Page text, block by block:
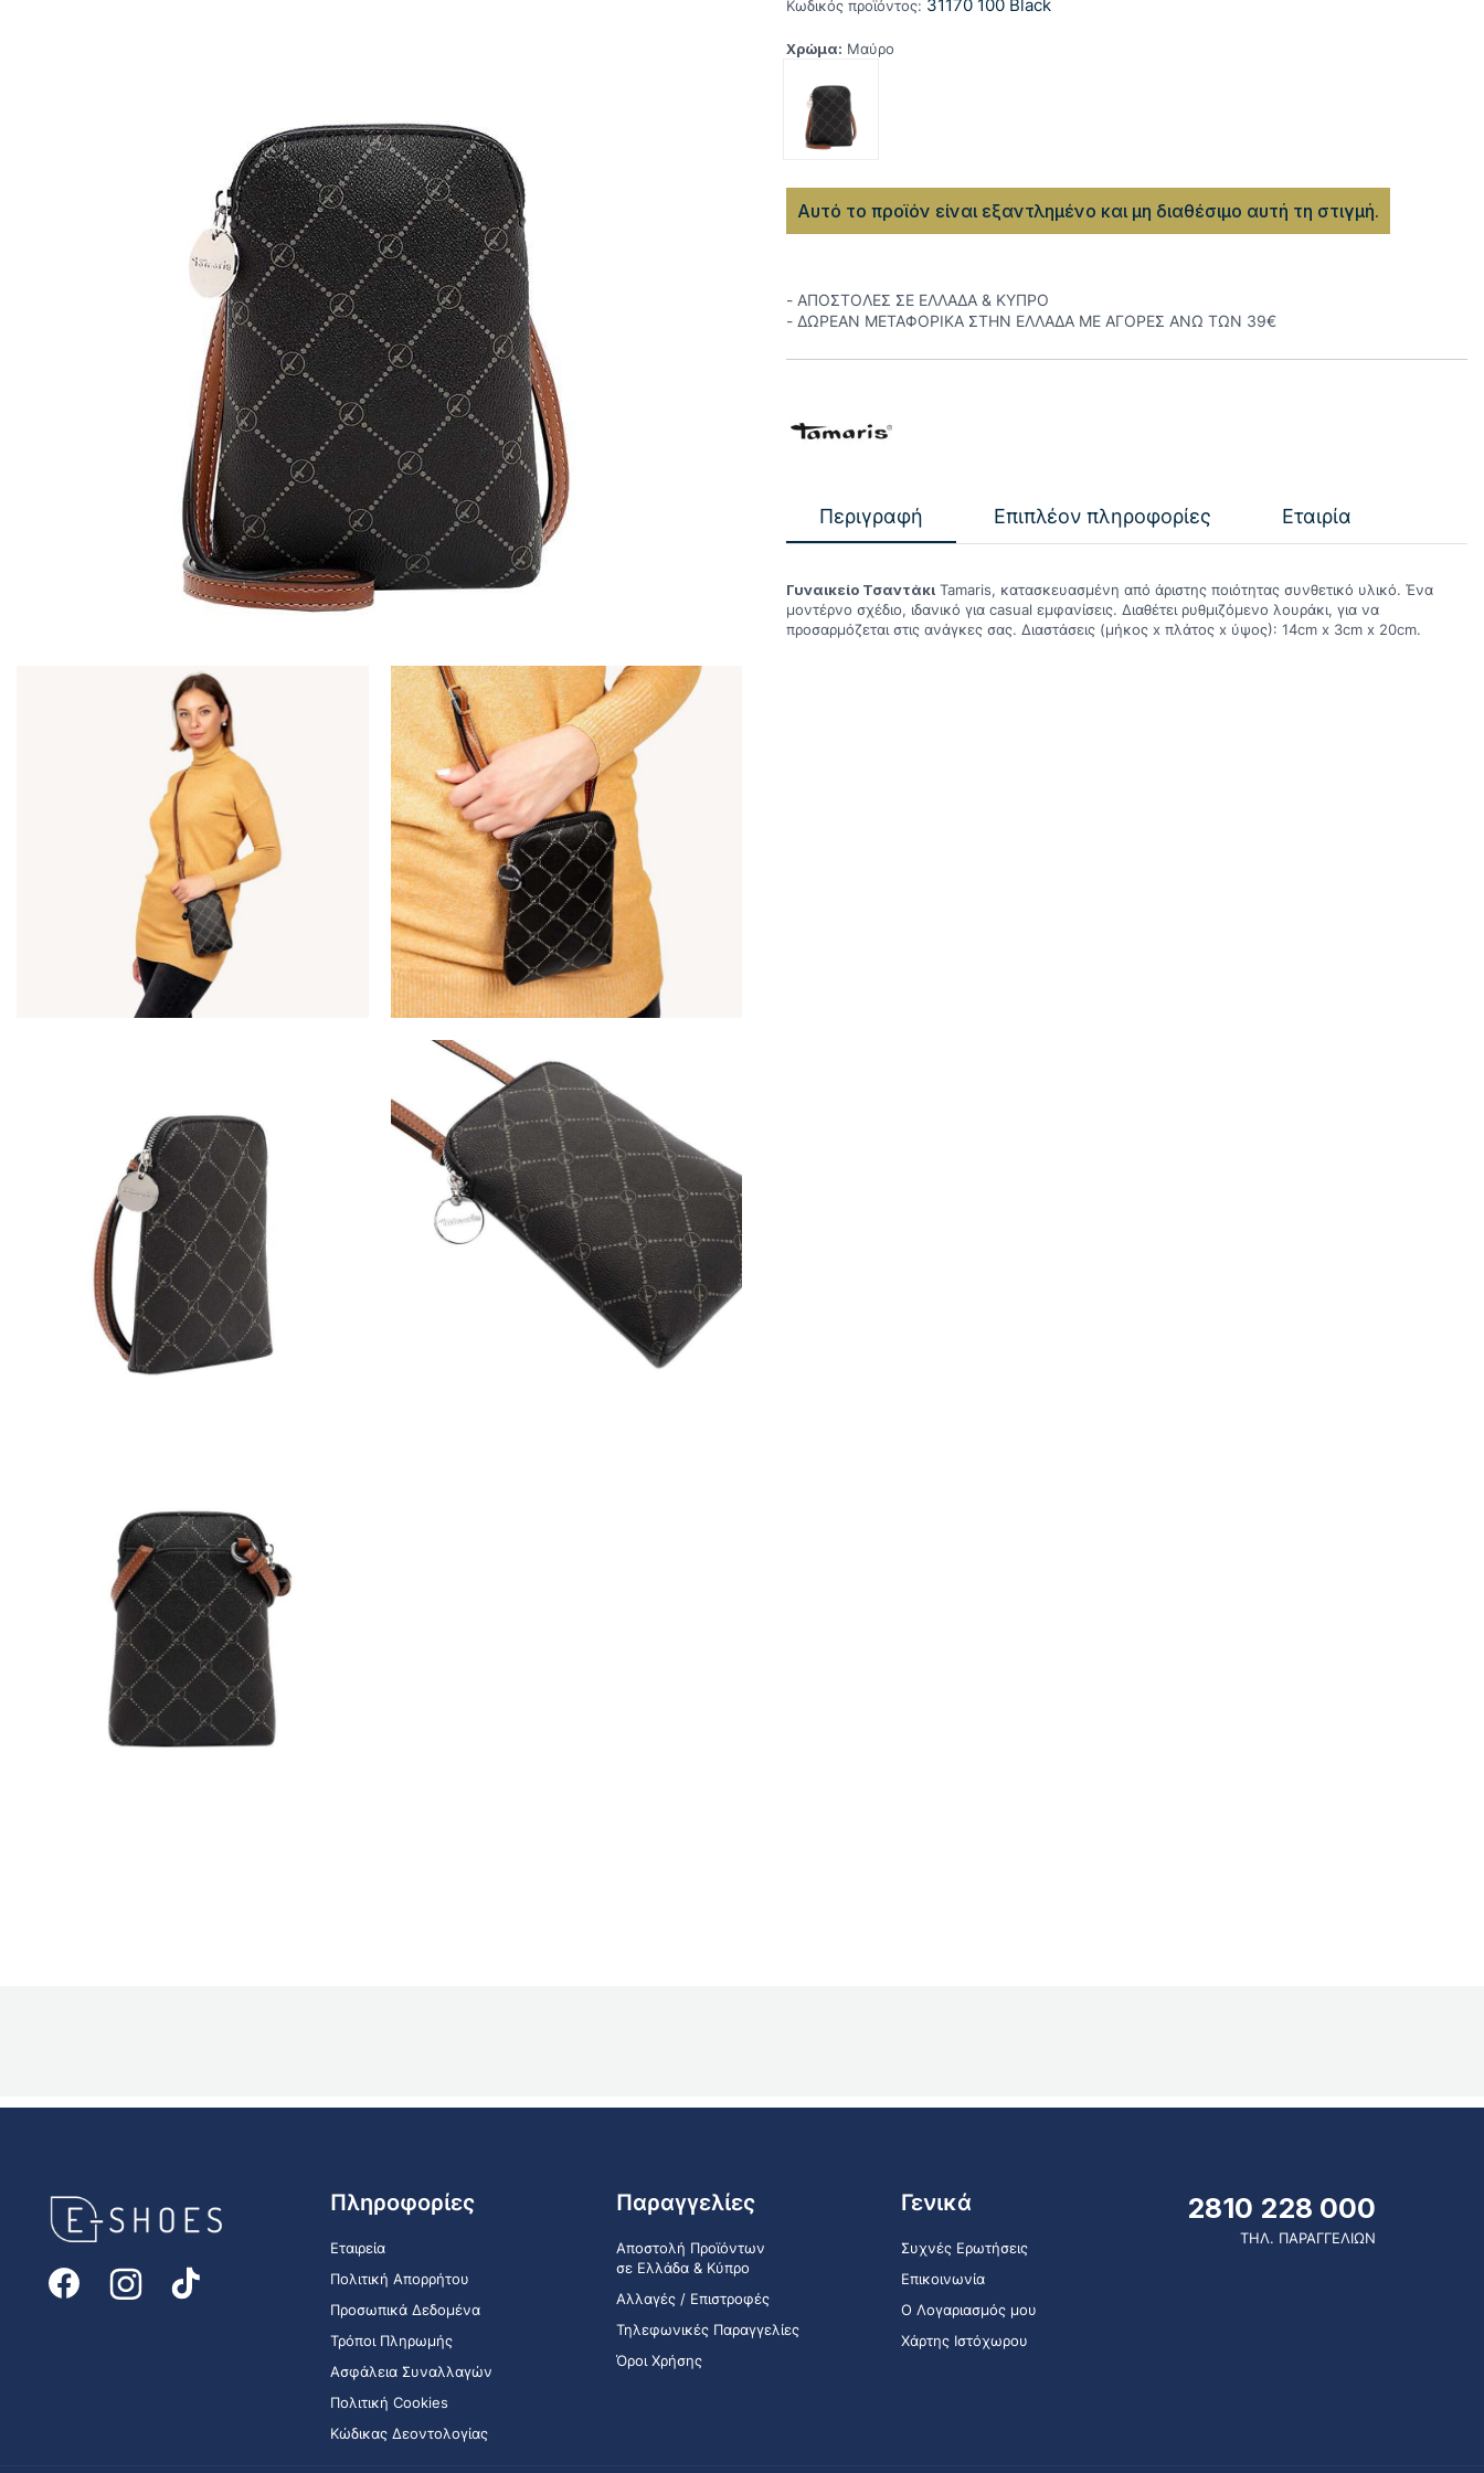
Κωδικός προϊόντος: 31170 100 Black
Χρώμα: Μαύρο
Αυτό το προϊόν είναι εξαντλημένο και μη διαθέσιμο αυτή τη στιγμή.
- ΑΠΟΣΤΟΛΕΣ ΣΕ ΕΛΛΑΔΑ & ΚΥΠΡΟ
- ΔΩΡΕΑΝ ΜΕΤΑΦΟΡΙΚΑ ΣΤΗΝ ΕΛΛΑΔΑ ΜΕ ΑΓΟΡΕΣ ΑΝΩ ΤΩΝ 39€
Περιγραφή Επιπλέον πληροφορίες Εταιρία
Γυναικείο Τσαντάκι Tamaris, κατασκευασμένη από άριστης ποιότητας συνθετικό υλικό. Ένα
μοντέρνο σχέδιο, ιδανικό για casual εμφανίσεις. Διαθέτει ρυθμιζόμενο λουράκι, για να
προσαρμόζεται στις ανάγκες σας. Διαστάσεις (μήκος x πλάτος x ύψος): 14cm x 3cm x 20cm.
Πληροφορίες
Εταιρεία
Πολιτική Απορρήτου
Προσωπικά Δεδομένα
Τρόποι Πληρωμής
Ασφάλεια Συναλλαγών
Πολιτική Cookies
Κώδικας Δεοντολογίας
Παραγγελίες
Αποστολή Προϊόντων
σε Ελλάδα & Κύπρο
Αλλαγές / Επιστροφές
Τηλεφωνικές Παραγγελίες
Όροι Χρήσης
Γενικά
Συχνές Ερωτήσεις
Επικοινωνία
Ο Λογαριασμός μου
Χάρτης Ιστόχωρου
2810 228 000
ΤΗΛ. ΠΑΡΑΓΓΕΛΙΩΝ